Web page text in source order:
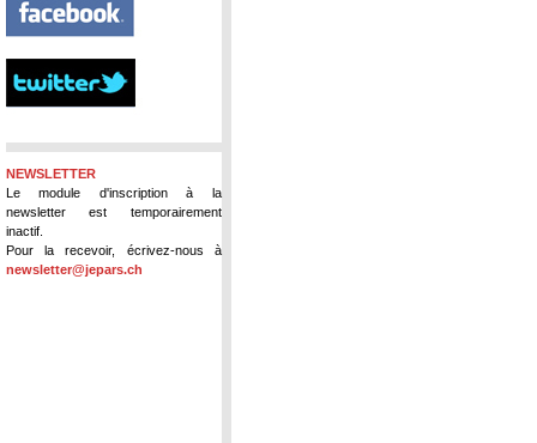
NEWSLETTER
Le module d'inscription à la
newsletter est temporairement
inactif.
Pour la recevoir, écrivez-nous à
newsletter@jepars.ch